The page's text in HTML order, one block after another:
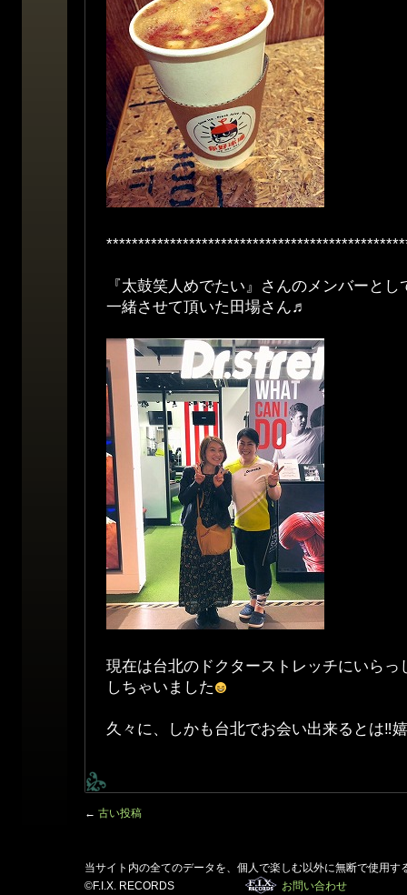
『太鼓笑人めでたい』さんのメンバーと
一緒させて頂いた田場さん♬
現在は台北のドクターストレッチにいらっ
しちゃいました
久々に、しかも台北でお会い出来るとは‼︎
← 古い投稿
当サイト内の全てのデータを、個人で楽しむ以外に無断で使用す
©F.I.X. RECORDS
お問い合わせ